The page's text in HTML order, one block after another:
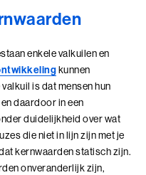
(BaakBoost)
enkele valkuilen en
kunnen
is dat mensen hun
daardoor in een
duidelijkheid over wat
die niet in lijn zijn met je
kernwaarden statisch zijn.
onveranderlijk zijn,